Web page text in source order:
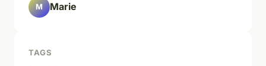
M Marie
TAGS